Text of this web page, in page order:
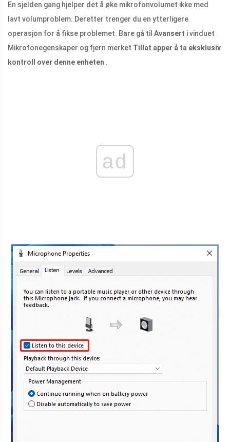
En sjelden gang hjelper det å øke mikrofonvolumet ikke med
lavt volumproblem. Deretter trenger du en ytterligere
operasjon for å fikse problemet. Bare gå til Avansert i vinduet
Mikrofonegenskaper og fjern merket Tillat apper å ta eksklusiv
kontroll over denne enheten .
ad